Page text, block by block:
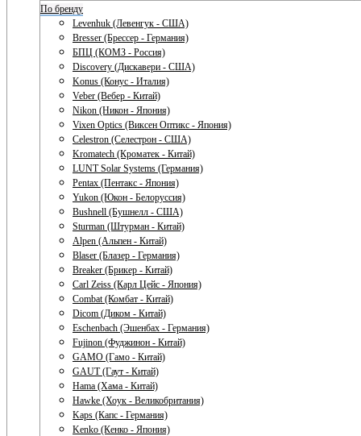
По бренду
Levenhuk (Левенгук - США)
Bresser (Брессер - Германия)
БПЦ (КОМЗ - Россия)
Discovery (Дискавери - США)
Konus (Конус - Италия)
Veber (Вебер - Китай)
Nikon (Никон - Япония)
Vixen Optics (Виксен Оптикс - Япония)
Celestron (Селестрон - США)
Kromatech (Кроматек - Китай)
LUNT Solar Systems (Германия)
Pentax (Пентакс - Япония)
Yukon (Юкон - Белоруссия)
Bushnell (Бушнелл - США)
Sturman (Штурман - Китай)
Alpen (Альпен - Китай)
Blaser (Блазер - Германия)
Breaker (Брикер - Китай)
Carl Zeiss (Карл Цейс - Япония)
Combat (Комбат - Китай)
Dicom (Диком - Китай)
Eschenbach (Эшенбах - Германия)
Fujinon (Фуджинон - Китай)
GAMO (Гамо - Китай)
GAUT (Гаут - Китай)
Hama (Хама - Китай)
Hawke (Хоук - Великобритания)
Kaps (Капс - Германия)
Kenko (Кенко - Япония)